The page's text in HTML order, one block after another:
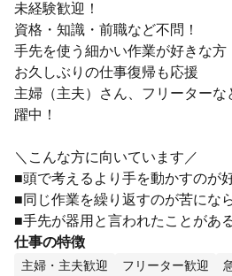
未経験歓迎！
資格・知識・前職など不問！
手先を使う細かい作業が好きな方
お久しぶりの仕事復帰も応援
主婦（主夫）さん、フリーター
躍中！
＼こんな方に向いています／
■頭で考えるより手を動かすのが
■同じ作業を繰り返すのが苦にな
■手先が器用と言われたことがあ
仕事の特徴
主婦・主夫歓迎 フリーター歓迎